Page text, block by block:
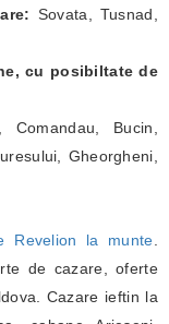
Sovata, Tusnad,
cu posibiltate de
Bucin,
Gheorgheni,
Revelion la munte
de cazare, oferte
Cazare ieftin la